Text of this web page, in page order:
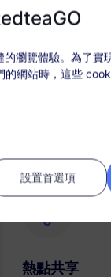
充值選項
根據需要輕鬆充
熱點共享
瀏覽體驗。為了實
網站時，這些
設置首選項